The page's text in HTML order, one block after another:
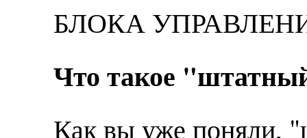
БЛОКА
Что такое
Как вы уже поняли,